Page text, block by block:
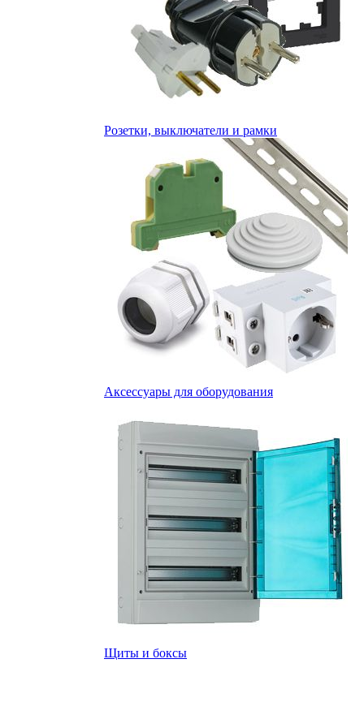
Розетки, выключатели и рамки
Аксессуары для оборудования
Щиты и боксы